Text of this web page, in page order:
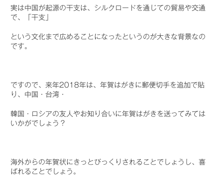
実は中国が起源の干支は、シルクロードを通じての貿易や交通
で、「干支」
という文化まで広めることになったというのが大きな背景なの
です。
ですので、来年2018年は、年賀はがきに郵便切手を追加で貼
り、中国・台湾・
韓国・ロシアの友人やお知り合いに年賀はがきを送ってみては
いかがでしょう？
海外からの年賀状にきっとびっくりされることでしょうし、喜
ばれることでしょう。